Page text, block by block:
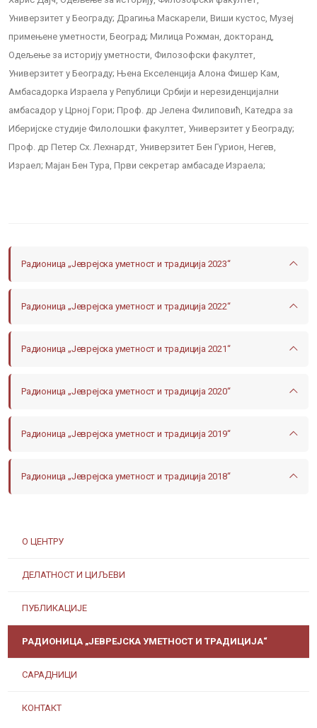
О ЦЕНТРУ
ДЕЛАТНОСТ И ЦИЉЕВИ
ПУБЛИКАЦИЈЕ
РАДИОНИЦА „ЈЕВРЕЈСКА УМЕТНОСТ И ТРАДИЦИЈА“
САРАДНИЦИ
КОНТАКТ
Универзитет у Београду; Драгиња Маскарели, Виши кустос, Музеј
примењене уметности, Београд; Милица Рожман, докторанд,
Одељење за историју уметности, Филозофски факултет,
Универзитет у Београду; Њена Екселенција Алона Фишер Кам,
Амбасадорка Израела у Републици Србији и нерезиденцијални
амбасадор у Црној Гори; Проф. др Јелена Филиповић, Катедра за
Иберијске студије Филолошки факултет, Универзитет у Београду;
Проф. др Петер Сх. Лехнардт, Универзитет Бен Гурион, Негев,
Израел; Мајан Бен Тура, Први секретар амбасаде Израела;
Радионица „Јеврејска уметност и традиција 2023“
Радионица „Јеврејска уметност и традиција 2022“
Радионица „Јеврејска уметност и традиција 2021“
Радионица „Јеврејска уметност и традиција 2020“
Радионица „Јеврејска уметност и традиција 2019“
Радионица „Јеврејска уметност и традиција 2018“